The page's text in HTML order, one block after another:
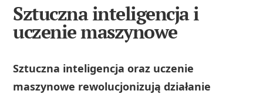
Sztuczna inteligencja i
uczenie maszynowe
Sztuczna inteligencja oraz uczenie
maszynowe rewolucjonizują działanie